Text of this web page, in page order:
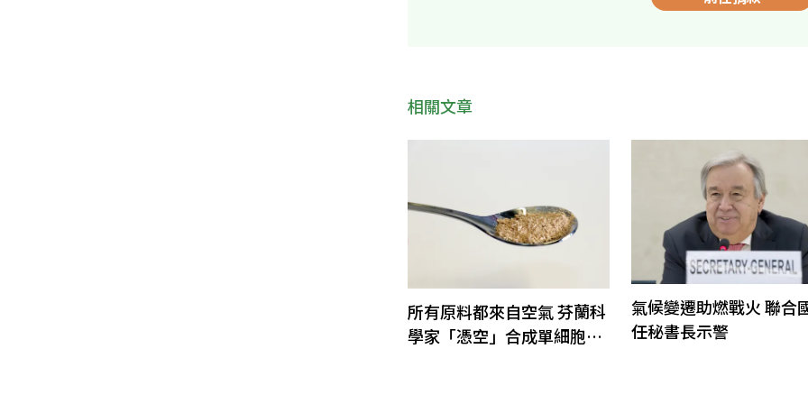
相關文章
所有原料都來自空氣 芬蘭科
學家「憑空」合成單細胞蛋
氣候變遷助燃戰火 聯合
任秘書長示警